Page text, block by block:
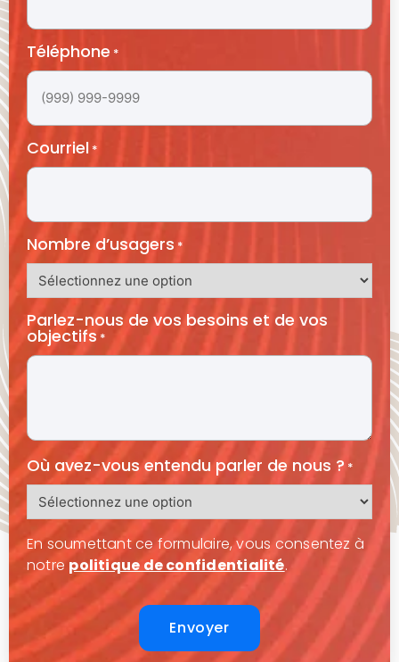
Téléphone *
Courriel *
Nombre d’usagers *
Parlez-nous de vos besoins et de vos
objectifs *
Où avez-vous entendu parler de nous ? *
En soumettant ce formulaire, vous consentez à
notrepolitique de confidentialité.
Envoyer